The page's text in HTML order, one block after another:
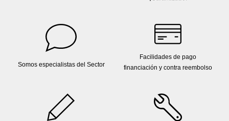
Somos especialistas del Sector
Facilidades de pago
financiación y contra reembolso